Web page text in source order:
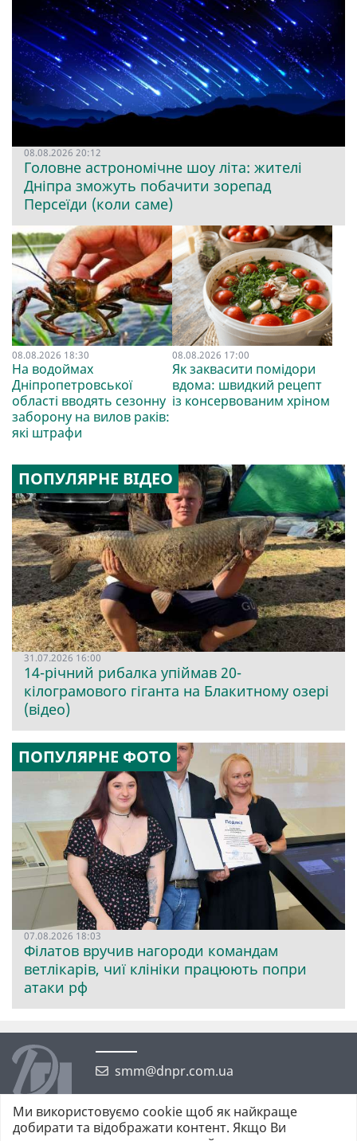
08.08.2026 20:12
Головне астрономічне шоу літа: жителі
Дніпра зможуть побачити зорепад
Персеїди (коли саме)
08.08.2026 18:30
На водоймах
Дніпропетровської
області вводять сезонну
заборону на вилов раків:
які штрафи
08.08.2026 17:00
Як заквасити помідори
вдома: швидкий рецепт
із консервованим хріном
ПОПУЛЯРНЕ ВІДЕО
31.07.2026 16:00
14-річний рибалка упіймав 20-
кілограмового гіганта на Блакитному озері
(відео)
ПОПУЛЯРНЕ ФОТО
07.08.2026 18:03
Філатов вручив нагороди командам
ветлікарів, чиї клініки працюють попри
атаки рф
smm@dnpr.com.ua
Ми використовуємо cookie щоб як найкраще
добирати та відображати контент. Якщо Ви